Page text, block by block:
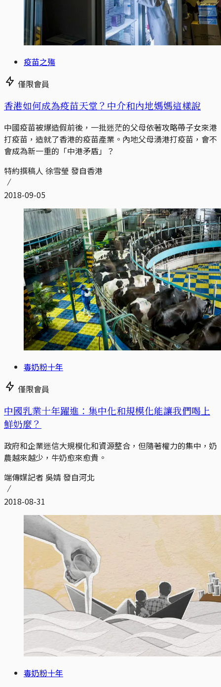
疫苗之殤
僅限會員
香港如何成為疫苗天堂？中介和內地媽媽這樣說
中國疫苗被爆造假前後，一批迷茫的父母依著攻略帶子女來港
打疫苗，造就了香港的疫苗產業。內地父母湧港打疫苗，會不
會成為新一重的「中港矛盾」？
特約撰稿人 徐雪瑩 發自香港
2018-09-05
毒奶粉十年
僅限會員
中國乳業十年躍進：集中化和規模化能讓我們喝上
鮮奶麼？
政府和企業迷信大規模化和資源整合，但隨著權力的集中，奶
農越來越少，牛奶愈來愈貴。
端傳媒記者 吳婧 發自河北
2018-08-31
毒奶粉十年